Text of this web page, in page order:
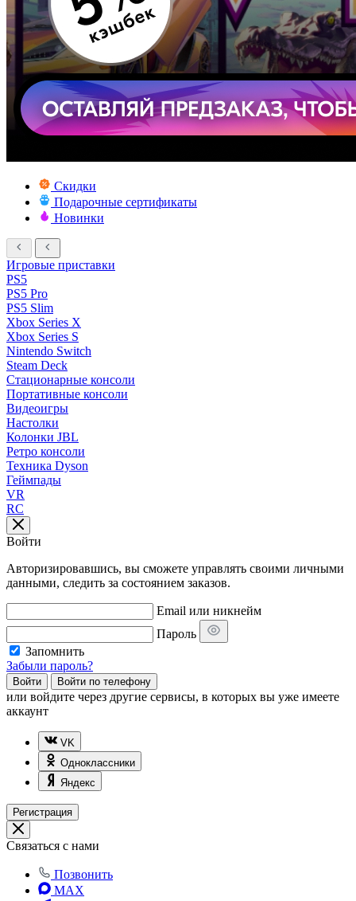
Скидки
Подарочные сертификаты
Новинки
Игровые приставки
PS5
PS5 Pro
PS5 Slim
Xbox Series X
Xbox Series S
Nintendo Switch
Steam Deck
Стационарные консоли
Портативные консоли
Видеоигры
Настолки
Колонки JBL
Ретро консоли
Техника Dyson
Геймпады
VR
RC
Войти
Авторизировавшись, вы сможете управлять своими личными
данными, следить за состоянием заказов.
Email или никнейм
Пароль
Запомнить
Забыли пароль?
Войти Войти по телефону
или войдите через другие сервисы, в которых вы уже имеете
аккаунт
VK
Одноклассники
Яндекс
Регистрация
Связаться с нами
Позвонить
MAX